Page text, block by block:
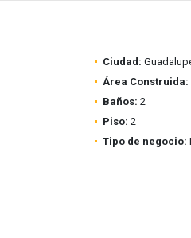
Ciudad:
Área Construida:
Baños: 2
Piso: 2
Tipo de negocio: